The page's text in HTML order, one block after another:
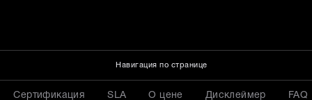
Навигация по странице
Сертификация SLA О цене Дисклеймер FAQ